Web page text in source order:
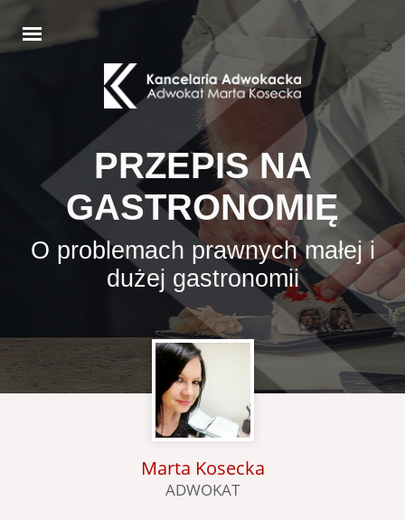
PRZEPIS NA
GASTRONOMIĘ
O problemach prawnych małej i
dużej gastronomii
Marta Kosecka
ADWOKAT